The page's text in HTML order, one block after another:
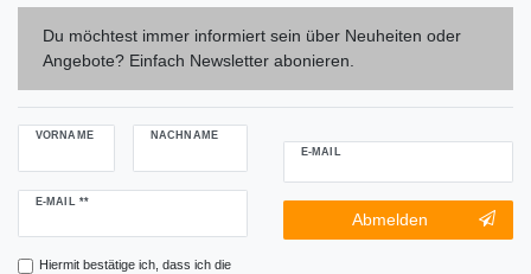
Du möchtest immer informiert sein über Neuheiten oder
Angebote? Einfach Newsletter abonieren.
VORNAME NACHNAME
E-MAIL **
Newsletter
Hiermit bestätige ich, dass ich die
E-MAIL
Newsletter-
Abmeldung
Abmelden